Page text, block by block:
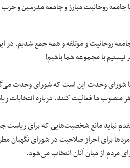
با جامعه روحانیت مبارز و جامعه مدرسین و
روحانیت و موتلفه و همه جمع شدیم.
نیستیم با مجموعه شما باشیم!
شورای وحدت این است که شورای وحدت
نباید مانع شخصیت‌هایی که برای ریاست
برای احراز صلاحیت در شورای نگهبان
مردم از میان آنان انتخاب می‌شود.